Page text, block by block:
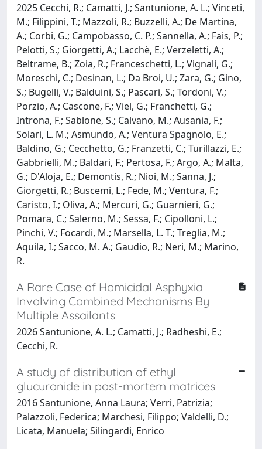
2025 Cecchi, R.; Camatti, J.; Santunione, A. L.; Vinceti,
M.; Filippini, T.; Mazzoli, R.; Buzzelli, A.; De Martina,
A.; Corbi, G.; Campobasso, C. P.; Sannella, A.; Fais, P.;
Pelotti, S.; Giorgetti, A.; Lacchè, E.; Verzeletti, A.;
Beltrame, B.; Zoia, R.; Franceschetti, L.; Vignali, G.;
Moreschi, C.; Desinan, L.; Da Broi, U.; Zara, G.; Gino,
S.; Bugelli, V.; Balduini, S.; Pascari, S.; Tordoni, V.;
Porzio, A.; Cascone, F.; Viel, G.; Franchetti, G.;
Introna, F.; Sablone, S.; Calvano, M.; Ausania, F.;
Solari, L. M.; Asmundo, A.; Ventura Spagnolo, E.;
Baldino, G.; Cecchetto, G.; Franzetti, C.; Turillazzi, E.;
Gabbrielli, M.; Baldari, F.; Pertosa, F.; Argo, A.; Malta,
G.; D'Aloja, E.; Demontis, R.; Nioi, M.; Sanna, J.;
Giorgetti, R.; Buscemi, L.; Fede, M.; Ventura, F.;
Caristo, I.; Oliva, A.; Mercuri, G.; Guarnieri, G.;
Pomara, C.; Salerno, M.; Sessa, F.; Cipolloni, L.;
Pinchi, V.; Focardi, M.; Marsella, L. T.; Treglia, M.;
Aquila, I.; Sacco, M. A.; Gaudio, R.; Neri, M.; Marino,
R.
A Rare Case of Homicidal Asphyxia
Involving Combined Mechanisms By
Multiple Assailants
2026 Santunione, A. L.; Camatti, J.; Radheshi, E.;
Cecchi, R.
A study of distribution of ethyl
glucuronide in post-mortem matrices
2016 Santunione, Anna Laura; Verri, Patrizia;
Palazzoli, Federica; Marchesi, Filippo; Valdelli, D.;
Licata, Manuela; Silingardi, Enrico